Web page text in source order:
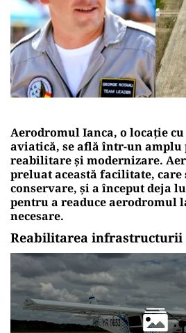
Aerodromul Ianca, o locație
aviatică, se află într-un amplu
reabilitare și modernizare.
preluat această facilitate,
conservare, și a început deja
pentru a readuce aerodromul
necesare.
Reabilitarea